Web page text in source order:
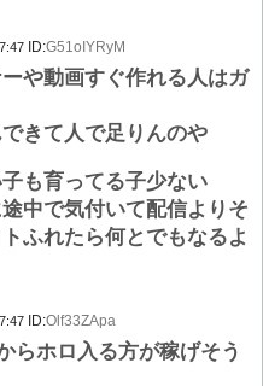
ID:G51oIYRyM
や動画すぐ作れる人はガ
きて人で足りんのや
も育ってる子少ない
中で気付いて配信よりそ
ふれたら何とでもなるよ
ID:Olf33ZApa
らホロ入る方が稼げそう